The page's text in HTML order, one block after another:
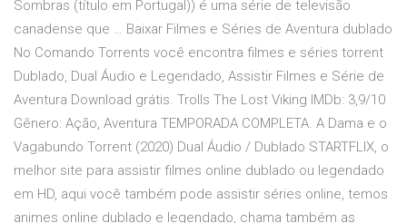
Sombras (título em Portugal)) é uma série de televisão
canadense que … Baixar Filmes e Séries de Aventura dublado
No Comando Torrents você encontra filmes e séries torrent
Dublado, Dual Áudio e Legendado, Assistir Filmes e Série de
Aventura Download grátis. Trolls The Lost Viking IMDb: 3,9/10
Gênero: Ação, Aventura TEMPORADA COMPLETA. A Dama e o
Vagabundo Torrent (2020) Dual Áudio / Dublado STARTFLIX, o
melhor site para assistir filmes online dublado ou legendado
em HD, aqui você também pode assistir séries online, temos
animes online dublado e legendado, chama também as